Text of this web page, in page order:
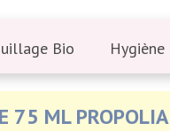
Bio Hygiène
75 ML PROPOLIA